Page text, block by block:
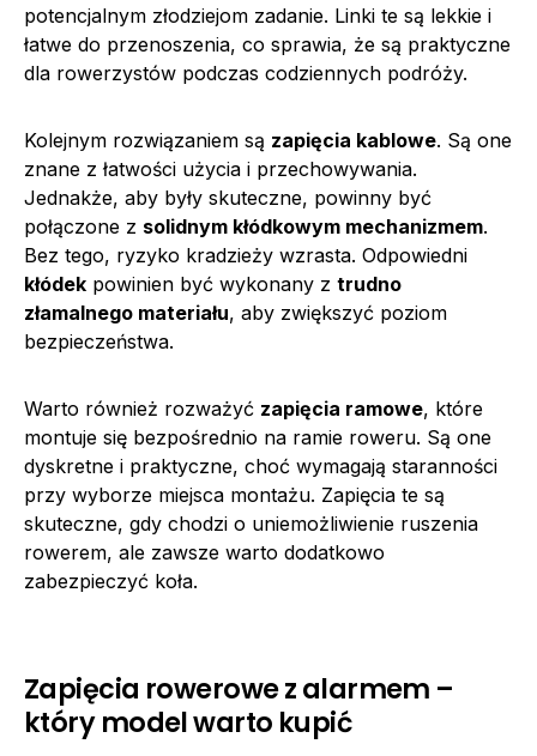
potencjalnym złodziejom zadanie. Linki te są lekkie i
łatwe do przenoszenia, co sprawia, że są praktyczne
dla rowerzystów podczas codziennych podróży.
Kolejnym rozwiązaniem są zapięcia kablowe. Są one
znane z łatwości użycia i przechowywania.
Jednakże, aby były skuteczne, powinny być
połączone z solidnym kłódkowym mechanizmem.
Bez tego, ryzyko kradzieży wzrasta. Odpowiedni
kłódek powinien być wykonany z trudno
złamalnego materiału, aby zwiększyć poziom
bezpieczeństwa.
Warto również rozważyć zapięcia ramowe, które
montuje się bezpośrednio na ramie roweru. Są one
dyskretne i praktyczne, choć wymagają staranności
przy wyborze miejsca montażu. Zapięcia te są
skuteczne, gdy chodzi o uniemożliwienie ruszenia
rowerem, ale zawsze warto dodatkowo
zabezpieczyć koła.
Zapięcia rowerowe z alarmem –
który model warto kupić